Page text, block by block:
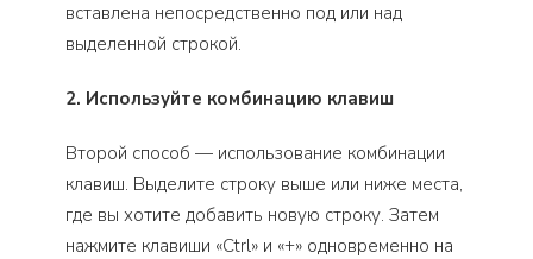
вставлена непосредственно под или над
выделенной строкой.
2. Используйте комбинацию клавиш
Второй способ — использование комбинации
клавиш. Выделите строку выше или ниже места,
где вы хотите добавить новую строку. Затем
нажмите клавиши «Ctrl» и «+» одновременно на